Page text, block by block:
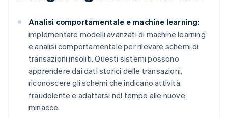
Analisi comportamentale e machine learning:
implementare modelli avanzati di machine learning
e analisi comportamentale per rilevare schemi di
transazioni insoliti. Questi sistemi possono
apprendere dai dati storici delle transazioni,
riconoscere gli schemi che indicano attività
fraudolente e adattarsi nel tempo alle nuove
minacce.